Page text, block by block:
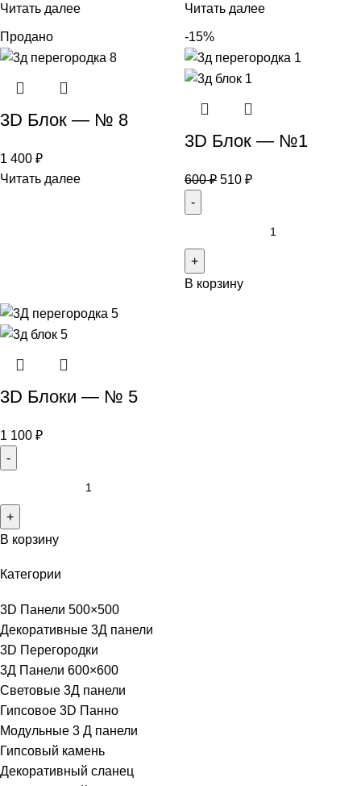
Категории
3D Панели 500×500
Декоративные 3Д панели
3D Перегородки
3Д Панели 600×600
Световые 3Д панели
Гипсовое 3D Панно
Модульные 3 Д панели
Гипсовый камень
Декоративный сланец
Читать далее
Читать далее
Продано
3D Блок — № 8
1 400 ₽
Читать далее
-15%
3D Блок — №1
600₽ 510 ₽
В корзину
3D Блоки — № 5
1 100 ₽
В корзину